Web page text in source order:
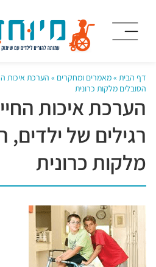
דף הבית »מאמרים ומחקרים » הערכת איכות
הסובלים מלקות כרונית
הערכת איכות
רגילים של ילדים,
מלקות כרונית